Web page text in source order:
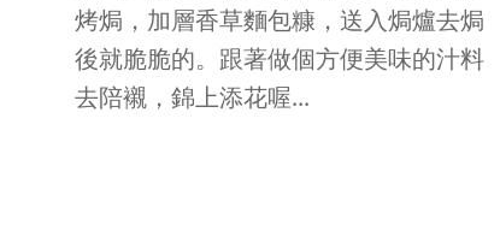
烤焗，加層香草麵包糠，送入焗爐去焗
後就脆脆的。跟著做個方便美味的汁料
去陪襯，錦上添花喔...